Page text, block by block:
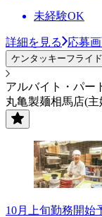
未経験OK
詳細を見る 応募
ケンタッキーフライ
アルバイト・パー
丸亀製麺相馬店(
10月上旬勤務開始